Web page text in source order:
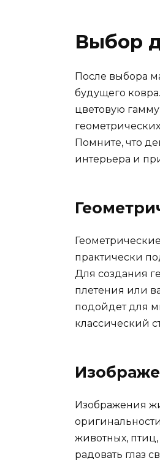
Выбор
После выбора
будущего
цветовую
Помните, что
интерьера и
практически
Для создания
плетения или
подойдет для
классический
Изображения
животных,
радовать глаз